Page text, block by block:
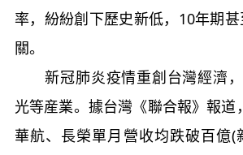
率，紛紛創下歷史新低，10年期
關。
新冠肺炎疫情重創台灣經濟，
光等産業。據台灣《聯合報》報道
華航、長榮單月營收均跌破百億(